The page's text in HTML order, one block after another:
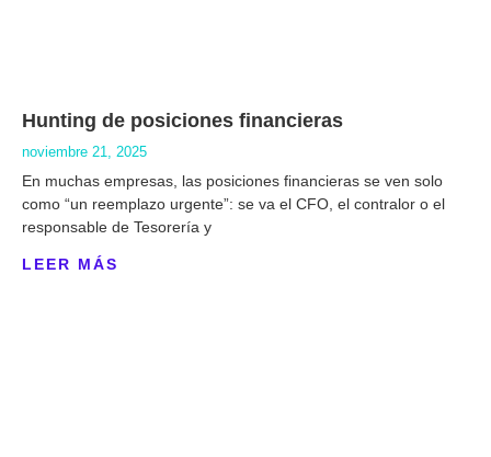
Hunting de posiciones financieras
noviembre 21, 2025
En muchas empresas, las posiciones financieras se ven solo
como “un reemplazo urgente”: se va el CFO, el contralor o el
responsable de Tesorería y
LEER MÁS